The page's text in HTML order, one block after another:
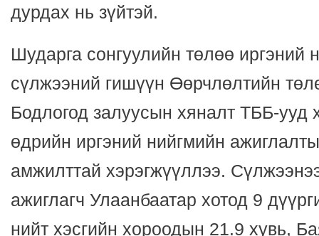
дурдах нь зүйтэй.
Шударга сонгуулийн төлөө иргэний
сүлжээний гишүүн Өөрчлөлтийн
Бодлогод залуусын хяналт ТББ-ууд
өдрийн иргэний нийгмийн
амжилттай хэрэгжүүллээ.
ажиглагч Улаанбаатар хотод 9
нийт хэсгийн хороодын 21.9 хувь,